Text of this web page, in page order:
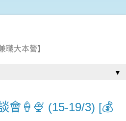
職大本營】
▼
會🍦🍨 (15-19/3) [💰